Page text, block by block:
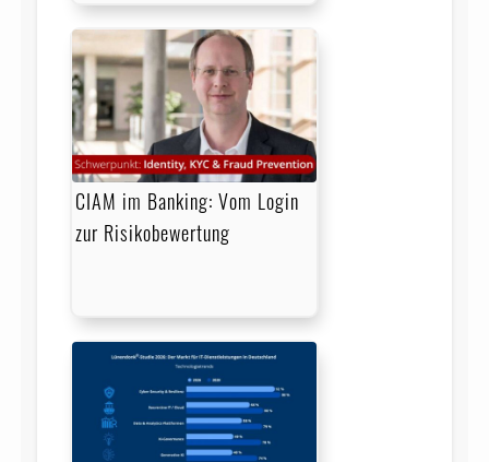
CIAM im Banking: Vom Login
zur Risikobewertung